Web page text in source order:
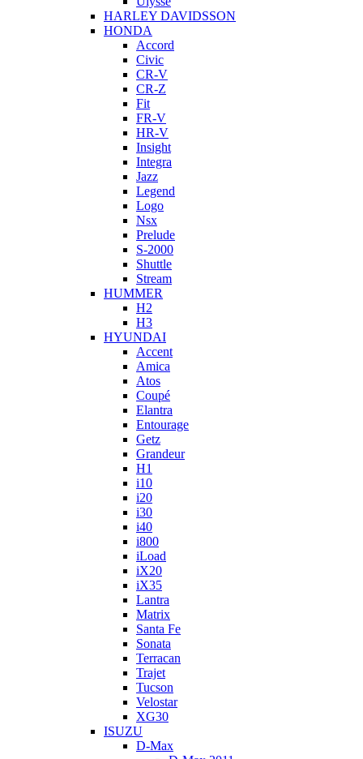
HARLEY DAVIDSSON
HONDA
Accord
Civic
CR-V
CR-Z
Fit
FR-V
HR-V
Insight
Integra
Jazz
Legend
Logo
Nsx
Prelude
S-2000
Shuttle
Stream
HUMMER
H2
H3
HYUNDAI
Accent
Amica
Atos
Coupé
Elantra
Entourage
Getz
Grandeur
H1
i10
i20
i30
i40
i800
iLoad
iX20
iX35
Lantra
Matrix
Santa Fe
Sonata
Terracan
Trajet
Tucson
Velostar
XG30
ISUZU
D-Max